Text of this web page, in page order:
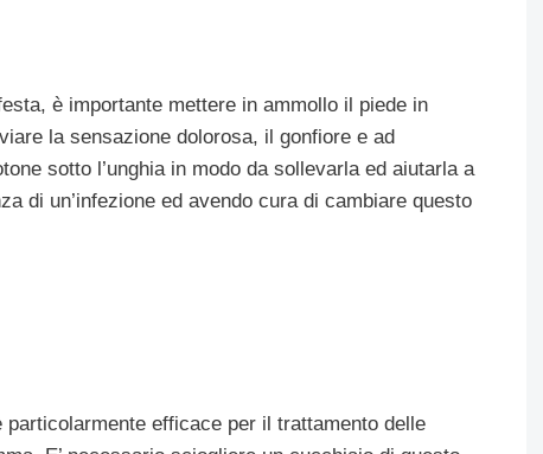
è importante mettere in ammollo il piede in
la sensazione dolorosa, il gonfiore e ad
sotto l’unghia in modo da sollevarla ed aiutarla a
di un’infezione ed avendo cura di cambiare questo
efficace per il trattamento delle